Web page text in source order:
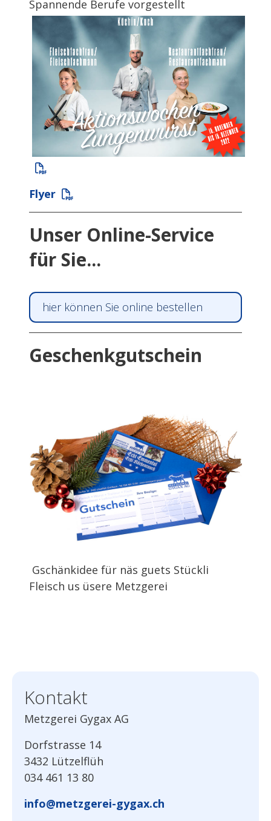
Spannende Berufe vorgestellt
Flyer
Unser Online-Service
für Sie...
hier können Sie online bestellen
Geschenkgutschein
Gschänkidee für näs guets Stückli
Fleisch us üsere Metzgerei
Kontakt
Metzgerei Gygax AG
Dorfstrasse 14
3432 Lützelflüh
034 461 13 80
info@metzgerei-gygax.ch